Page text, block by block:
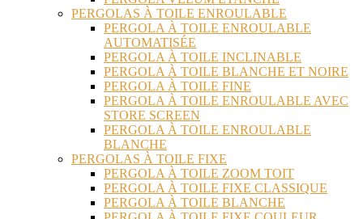
PERGOLAS À TOILE ENROULABLE
PERGOLA À TOILE ENROULABLE
AUTOMATISÉE
PERGOLA À TOILE INCLINABLE
PERGOLA À TOILE BLANCHE ET NOIRE
PERGOLA À TOILE FINE
PERGOLA À TOILE ENROULABLE AVEC
STORE SCREEN
PERGOLA À TOILE ENROULABLE
BLANCHE
PERGOLAS À TOILE FIXE
PERGOLA À TOILE ZOOM TOIT
PERGOLA À TOILE FIXE CLASSIQUE
PERGOLA À TOILE BLANCHE